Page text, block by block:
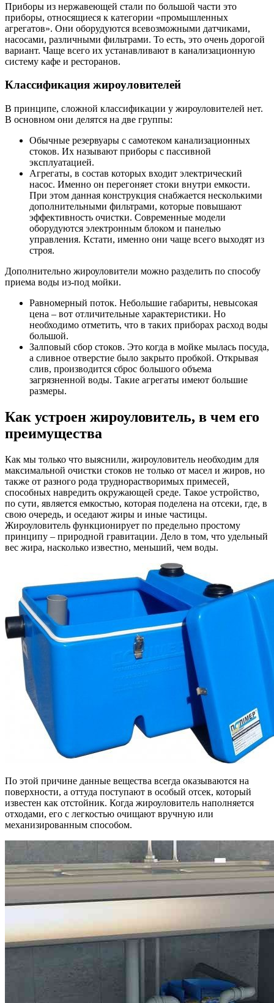
Приборы из нержавеющей стали по большой части это
приборы, относящиеся к категории «промышленных
агрегатов». Они оборудуются всевозможными датчиками,
насосами, различными фильтрами. То есть, это очень дорогой
вариант. Чаще всего их устанавливают в канализационную
систему кафе и ресторанов.
Классификация жироуловителей
В принципе, сложной классификации у жироуловителей нет.
В основном они делятся на две группы:
Обычные резервуары с самотеком канализационных
стоков. Их называют приборы с пассивной
эксплуатацией.
Агрегаты, в состав которых входит электрический
насос. Именно он перегоняет стоки внутри емкости.
При этом данная конструкция снабжается несколькими
дополнительными фильтрами, которые повышают
эффективность очистки. Современные модели
оборудуются электронным блоком и панелью
управления. Кстати, именно они чаще всего выходят из
строя.
Дополнительно жироуловители можно разделить по способу
приема воды из-под мойки.
Равномерный поток. Небольшие габариты, невысокая
цена – вот отличительные характеристики. Но
необходимо отметить, что в таких приборах расход воды
большой.
Залповый сбор стоков. Это когда в мойке мылась посуда,
а сливное отверстие было закрыто пробкой. Открывая
слив, производится сброс большого объема
загрязненной воды. Такие агрегаты имеют большие
размеры.
Как устроен жироуловитель, в чем его
преимущества
Как мы только что выяснили, жироуловитель необходим для
максимальной очистки стоков не только от масел и жиров, но
также от разного рода труднорастворимых примесей,
способных навредить окружающей среде. Такое устройство,
по сути, является емкостью, которая поделена на отсеки, где, в
свою очередь, и оседают жиры и иные частицы.
Жироуловитель функционирует по предельно простому
принципу – природной гравитации. Дело в том, что удельный
вес жира, насколько известно, меньший, чем воды.
По этой причине данные вещества всегда оказываются на
поверхности, а оттуда поступают в особый отсек, который
известен как отстойник. Когда жироуловитель наполняется
отходами, его с легкостью очищают вручную или
механизированным способом.